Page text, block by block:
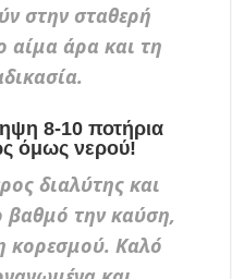
στην σταθερή
αίμα άρα και τη
8-10 ποτήρια
όμως νερού!
διαλύτης και
βαθμό την καύση,
κορεσμού. Καλό